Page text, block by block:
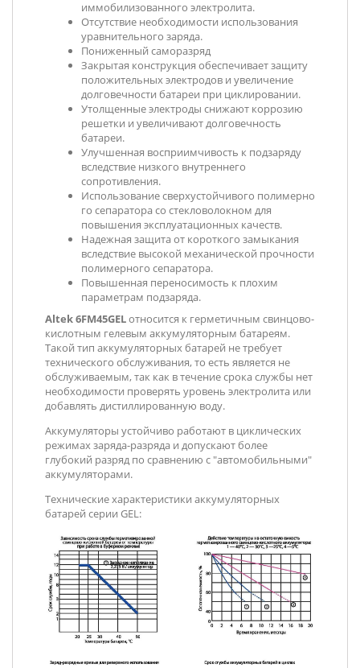
иммобилизованного электролита.
Отсутствие необходимости использования
уравнительного заряда.
Пониженный саморазряд
Закрытая конструкция обеспечивает защиту
положительных электродов и увеличение
долговечности батареи при циклировании.
Утолщенные электроды снижают коррозию
решетки и увеличивают долговечность
батареи.
Улучшенная восприимчивость к подзаряду
вследствие низкого внутреннего
сопротивления.
Использование сверхустойчивого полимерно
го сепаратора со стекловолокном для
повышения эксплуатационных качеств.
Надежная защита от короткого замыкания
вследствие высокой механической прочности
полимерного сепаратора.
Повышенная переносимость к плохим
параметрам подзаряда.
Altek 6FM45GELотносится к герметичным свинцово-
кислотным гелевым аккумуляторным батареям.
Такой тип аккумуляторных батарей не требует
технического обслуживания, то есть является не
обслуживаемым, так как в течение срока службы нет
необходимости проверять уровень электролита или
добавлять дистиллированную воду.
Аккумуляторы устойчиво работают в циклических
режимах заряда-разряда и допускают более
глубокий разряд по сравнению с "автомобильными"
аккумуляторами.
Технические характеристики аккумуляторных
батарей серии GEL: